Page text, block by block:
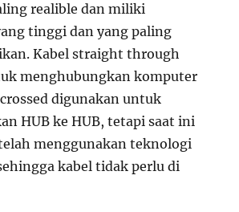
realible dan miliki
tinggi dan yang paling
Kabel straight through
menghubungkan komputer
digunakan untuk
HUB ke HUB, tetapi saat ini
menggunakan teknologi
kabel tidak perlu di